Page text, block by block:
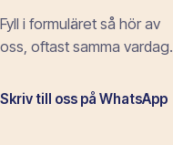
Fyll i formuläret så hör av
oss, oftast samma vardag.
Skriv till oss på WhatsApp